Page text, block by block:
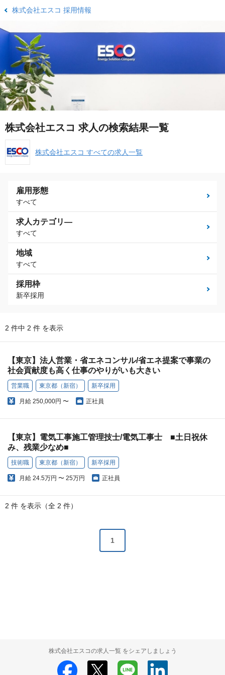
株式会社エスコ 採用情報
株式会社エスコ 求人の検索結果一覧
株式会社エスコ すべての求人一覧
雇用形態
すべて
求人カテゴリ―
すべて
地域
すべて
採用枠
新卒採用
2 件中 2 件 を表示
【東京】法人営業・省エネコンサル/省エネ提案で事業の
社会貢献度も高く仕事のやりがいも大きい
営業職 東京都（新宿） 新卒採用
月給 250,000円 〜 正社員
【東京】電気工事施工管理技士/電気工事士 ■土日祝休
み、残業少なめ■
技術職 東京都（新宿） 新卒採用
月給 24.5万円 〜 25万円 正社員
2 件 を表示（全 2 件）
1
株式会社エスコの求人一覧 をシェアしましょう